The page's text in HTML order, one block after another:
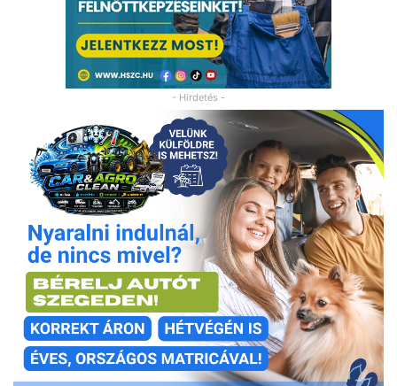
- Hirdetés -